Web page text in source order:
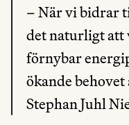
– När vi bidrar
det naturligt att
förnybar
ökande
Stephan Juhl